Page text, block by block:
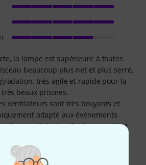
la lampe est supérieure à toutes
beaucoup plus net et plus serré,
très agile et rapide pour la
beaux prismes.
ventilateurs sont très bruyants et
adapté aux événements
l'appareil devient fou lorsque RDM
Ici, l'appareil se déplace
panoramique et ne peut pas